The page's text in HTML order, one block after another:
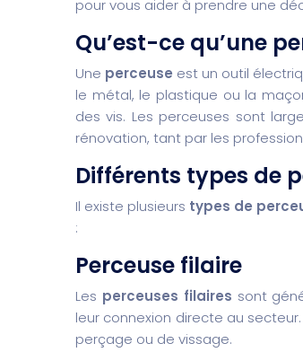
pour vous aider à prendre une
Qu’est-ce qu’une
Une perceuse est un outil
le métal, le plastique ou la
des vis. Les perceuses sont
rénovation, tant par les
Différents types de
Il existe plusieurs types de
:
Perceuse filaire
Les perceuses filaires sont
leur connexion directe au
perçage ou de vissage.